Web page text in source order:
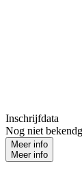
Inschrijfdata
Nog niet
Meer info
Meer info